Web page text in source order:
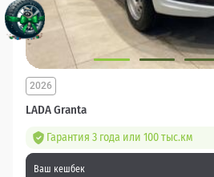
LADA Granta
2026
Гарантия 3 года или 100 тыс.км
Ваш кешбек